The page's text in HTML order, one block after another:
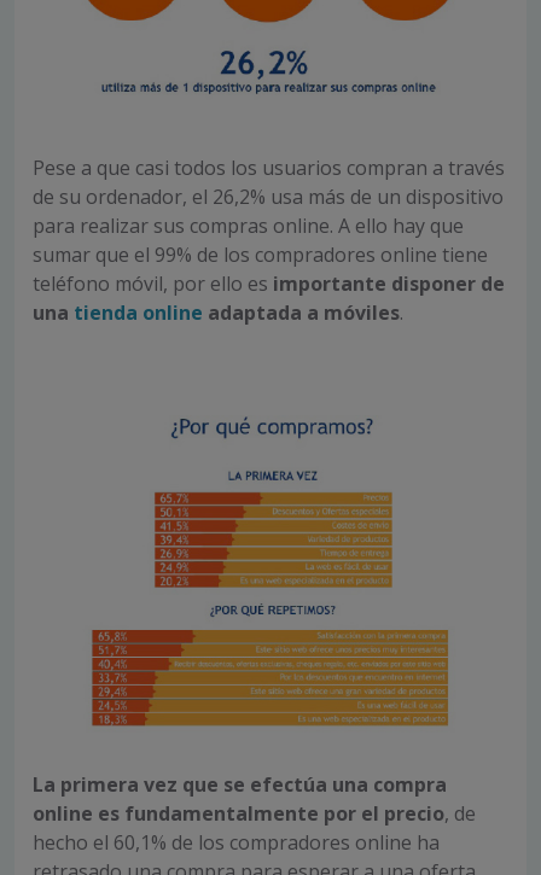
Pese a que casi todos los usuarios compran a través
de su ordenador, el 26,2% usa más de un dispositivo
para realizar sus compras online. A ello hay que
sumar que el 99% de los compradores online tiene
teléfono móvil, por ello es importante disponer de
una tienda online adaptada a móviles.
La primera vez que se efectúa una compra
online es fundamentalmente por el precio, de
hecho el 60,1% de los compradores online ha